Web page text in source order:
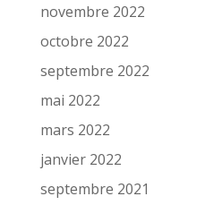
novembre 2022
octobre 2022
septembre 2022
mai 2022
mars 2022
janvier 2022
septembre 2021